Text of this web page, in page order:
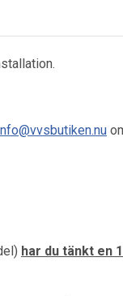
har du tänkt en